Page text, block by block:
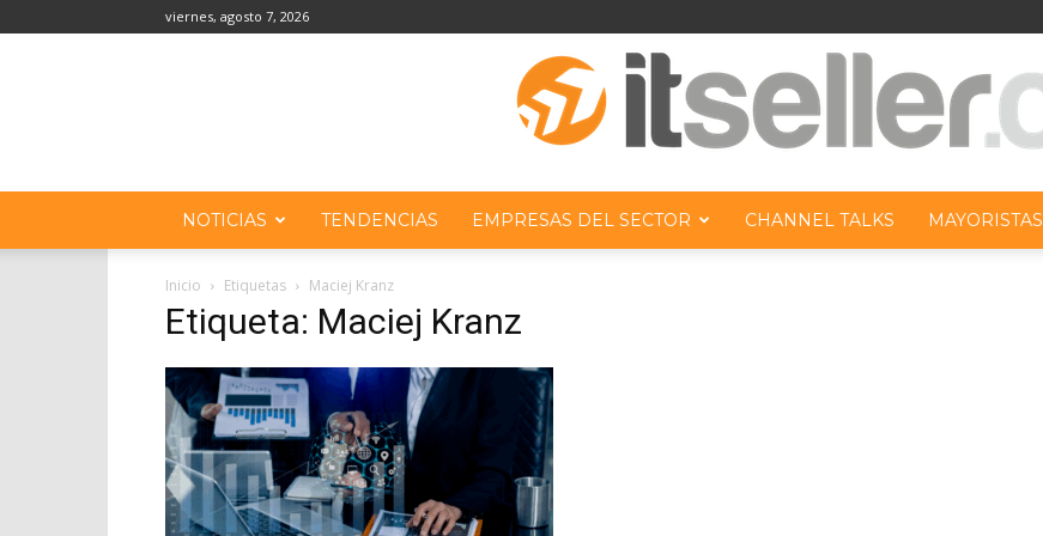
viernes, agosto 7, 2026
NOTICIAS TENDENCIAS EMPRESAS DEL SECTOR CHANNEL TALKS MAYORISTAS
Inicio Etiquetas Maciej Kranz
Etiqueta: Maciej Kranz